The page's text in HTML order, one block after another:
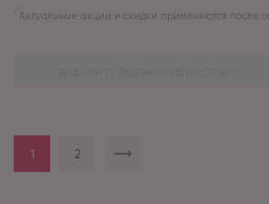
* Актуальные акции и скидки применяются после
1 2